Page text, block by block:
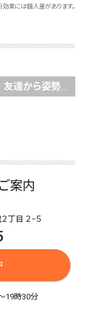
果には個人差があります。
友達から姿勢が良くなったとほめられるように
案内
丁目 ２−５
19時30分